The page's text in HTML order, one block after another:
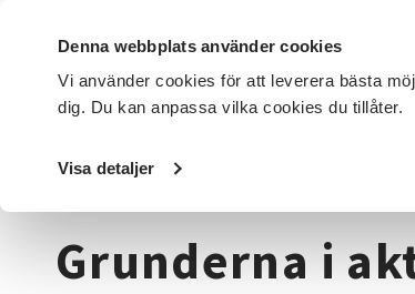
Denna webbplats använder cookies
Vi använder cookies för att leverera bästa
dig. Du kan anpassa vilka cookies du tillåter.
Visa detaljer
DET HÄR GÖR VI FÖR DIG SOM SÖK KURSER
Startsida / Kurser och evenemang
Grunderna i